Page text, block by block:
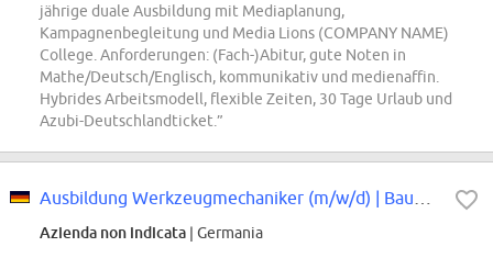
jährige duale Ausbildung mit Mediaplanung,
Kampagnenbegleitung und Media Lions (COMPANY NAME)
College. Anforderungen: (Fach-)Abitur, gute Noten in
Mathe/Deutsch/Englisch, kommunikativ und medienaffin.
Hybrides Arbeitsmodell, flexible Zeiten, 30 Tage Urlaub und
Azubi-Deutschlandticket.”
Azienda non indicata | Germania